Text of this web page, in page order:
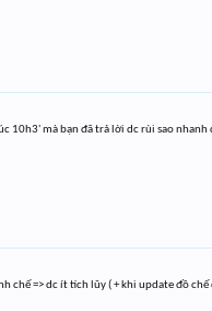
10h3' mà bạn đã trả lời dc rùi sao nhanh
chế => dc ít tích lũy ( + khi update đồ